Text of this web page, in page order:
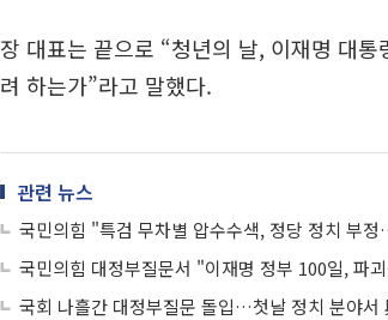
장 대표는 끝으로 “청년의 날, 이재명 대
려 하는가”라고 말했다.
관련 뉴스
국민의힘 "특검 무차별 압수수색, 정당 정치 부
국민의힘 대정부질문서 "이재명 정부 100일, 파
국회 나흘간 대정부질문 돌입…첫날 정치 분야서